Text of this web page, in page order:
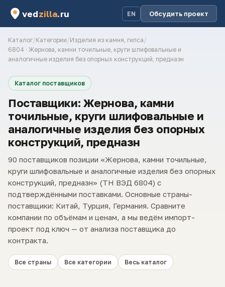
vedzilla.ru EN Обсудить проект
Каталог/Категории/Изделия из камня, гипса/
6804 · Жернова, камни точильные, круги шлифовальные и
аналогичные изделия без опорных конструкций, предназн
Каталог поставщиков
Поставщики: Жернова, камни
точильные, круги шлифовальные и
аналогичные изделия без опорных
конструкций, предназн
90 поставщиков позиции «Жернова, камни точильные,
круги шлифовальные и аналогичные изделия без опорных
конструкций, предназн» (ТН ВЭД 6804) с
подтверждёнными поставками. Основные страны-
поставщики: Китай, Турция, Германия. Сравните
компании по объёмам и ценам, а мы ведём импорт-
проект под ключ — от анализа поставщика до
контракта.
Все страны Все категории Весь каталог